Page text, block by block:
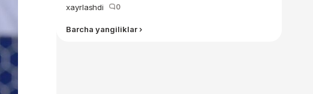
xayrlashdi
0
Barcha yangiliklar ›